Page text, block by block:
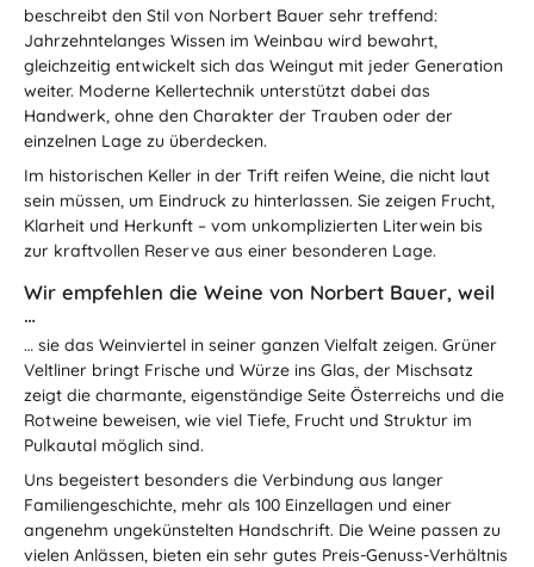
beschreibt den Stil von Norbert Bauer sehr treffend:
Jahrzehntelanges Wissen im Weinbau wird bewahrt,
gleichzeitig entwickelt sich das Weingut mit jeder Generation
weiter. Moderne Kellertechnik unterstützt dabei das
Handwerk, ohne den Charakter der Trauben oder der
einzelnen Lage zu überdecken.
Im historischen Keller in der Trift reifen Weine, die nicht laut
sein müssen, um Eindruck zu hinterlassen. Sie zeigen Frucht,
Klarheit und Herkunft – vom unkomplizierten Literwein bis
zur kraftvollen Reserve aus einer besonderen Lage.
Wir empfehlen die Weine von Norbert Bauer, weil
…
… sie das Weinviertel in seiner ganzen Vielfalt zeigen. Grüner
Veltliner bringt Frische und Würze ins Glas, der Mischsatz
zeigt die charmante, eigenständige Seite Österreichs und die
Rotweine beweisen, wie viel Tiefe, Frucht und Struktur im
Pulkautal möglich sind.
Uns begeistert besonders die Verbindung aus langer
Familiengeschichte, mehr als 100 Einzellagen und einer
angenehm ungekünstelten Handschrift. Die Weine passen zu
vielen Anlässen, bieten ein sehr gutes Preis-Genuss-Verhältnis